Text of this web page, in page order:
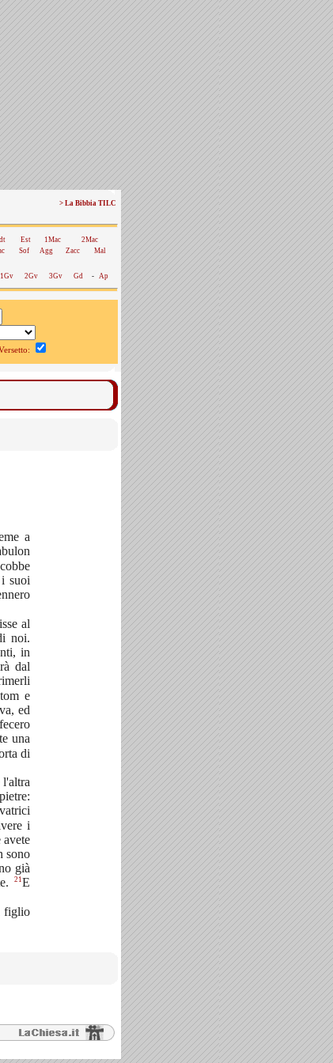
> La Bibbia TILC
Est 1Mac
2Mac
Sof Agg Zacc Mal
1Gv 2Gv 3Gv Gd - Ap
a
suoi
al
noi.
in
dal
e
ed
una
di
i
sono
già
21E
figlio